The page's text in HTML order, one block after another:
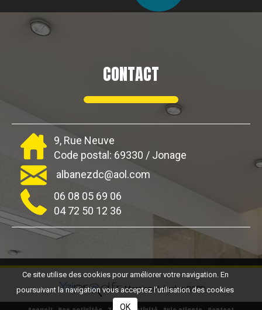
CONTACT
9, Rue Neuve
Code postal: 69330 / Jonage
albanezdc@aol.com
06 08 05 69 06
04 72 50 12 36
Mentions LégalesRGPD
Ce site utilise des cookies pour améliorer votre navigation. En
poursuivant la navigation vous acceptez l’utilisation des cookies
OK